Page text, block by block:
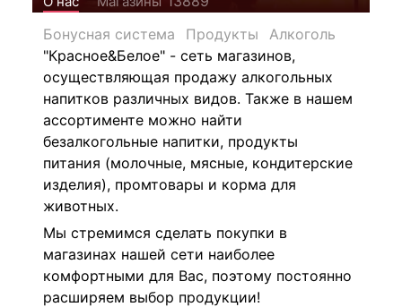
Бонусная система
Продукты
Алкоголь
"Красное&Белое" - сеть магазинов,
осуществляющая продажу алкогольных
напитков различных видов. Также в нашем
ассортименте можно найти
безалкогольные напитки, продукты
питания (молочные, мясные, кондитерские
изделия), промтовары и корма для
животных.
Мы стремимся сделать покупки в
магазинах нашей сети наиболее
комфортными для Вас, поэтому постоянно
расширяем выбор продукции!